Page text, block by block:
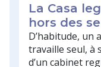
La Casa
hors des
D’habitude, un
travaille seul, à
d’un cabinet